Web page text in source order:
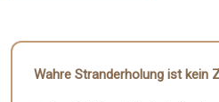
Wahre Stranderholung ist kein